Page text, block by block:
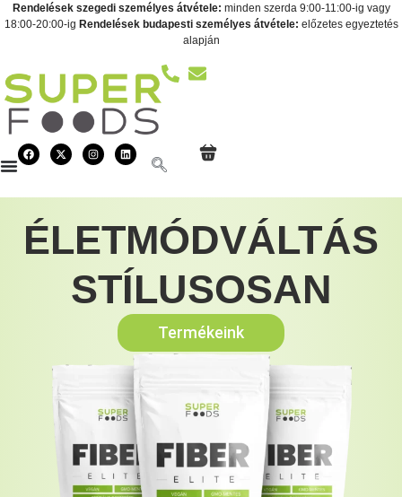
Rendelések szegedi személyes átvétele: minden szerda 9:00-11:00-ig vagy
18:00-20:00-ig Rendelések budapesti személyes átvétele: előzetes egyeztetés
alapján
ÉLETMÓDVÁLTÁS
STÍLUSOSAN
Termékeink